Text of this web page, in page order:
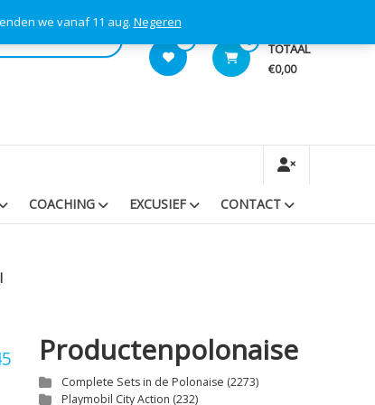
we vanaf 11 aug. Negeren
0 TOTAAL
€0,00
COACHING EXCUSIEF CONTACT
Productenpolonaise
Complete Sets in de Polonaise (2273)
Playmobil City Action (232)